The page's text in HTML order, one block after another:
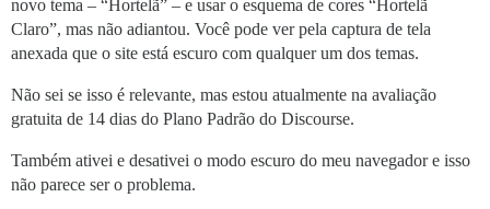
novo tema – “Hortelã” – e usar o esquema de cores “Hortelã
Claro”, mas não adiantou. Você pode ver pela captura de tela
anexada que o site está escuro com qualquer um dos temas.
Não sei se isso é relevante, mas estou atualmente na avaliação
gratuita de 14 dias do Plano Padrão do Discourse.
Também ativei e desativei o modo escuro do meu navegador e isso
não parece ser o problema.